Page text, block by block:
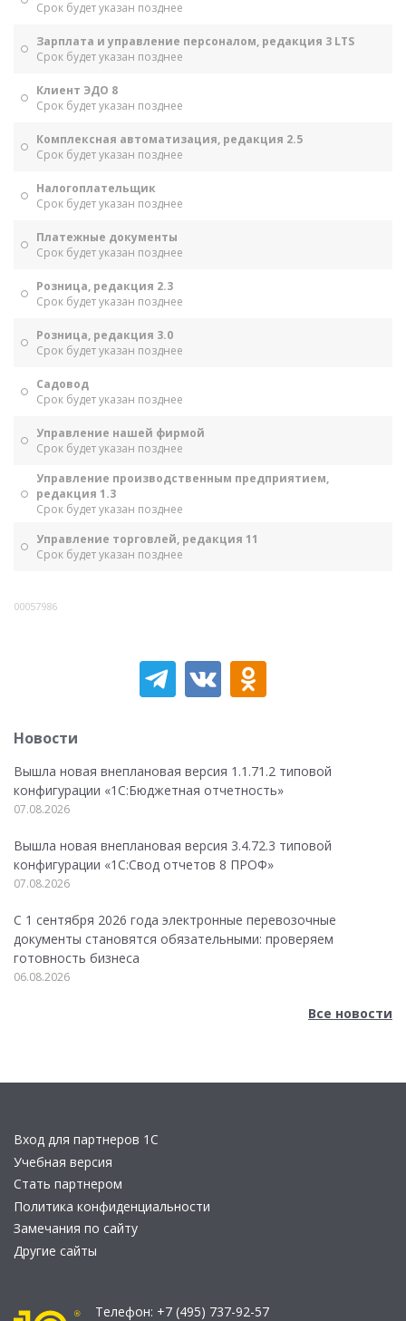
Срок будет указан позднее
Зарплата и управление персоналом, редакция 3 LTS
Срок будет указан позднее
Клиент ЭДО 8
Срок будет указан позднее
Комплексная автоматизация, редакция 2.5
Срок будет указан позднее
Налогоплательщик
Срок будет указан позднее
Платежные документы
Срок будет указан позднее
Розница, редакция 2.3
Срок будет указан позднее
Розница, редакция 3.0
Срок будет указан позднее
Садовод
Срок будет указан позднее
Управление нашей фирмой
Срок будет указан позднее
Управление производственным предприятием,
редакция 1.3
Срок будет указан позднее
Управление торговлей, редакция 11
Срок будет указан позднее
00057986
Новости
Вышла новая внеплановая версия 1.1.71.2 типовой
конфигурации «1C:Бюджетная отчетность»
07.08.2026
Вышла новая внеплановая версия 3.4.72.3 типовой
конфигурации «1C:Свод отчетов 8 ПРОФ»
07.08.2026
С 1 сентября 2026 года электронные перевозочные
документы становятся обязательными: проверяем
готовность бизнеса
06.08.2026
Все новости
Вход для партнеров 1С
Учебная версия
Стать партнером
Политика конфиденциальности
Замечания по сайту
Другие сайты
Телефон: +7 (495) 737-92-57